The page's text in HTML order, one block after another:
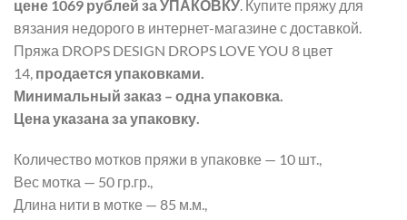
цене 1069 рублей за УПАКОВКУ . Купите пряжу для
вязания недорого в интернет-магазине с доставкой.
Пряжа DROPS DESIGN DROPS LOVE YOU 8 цвет
14, продается упаковками.
Минимальный заказ – одна упаковка.
Цена указана за упаковку.
Количество мотков пряжи в упаковке — 10 шт.,
Вес мотка — 50 гр.гр.,
Длина нити в мотке — 85 м.м.,